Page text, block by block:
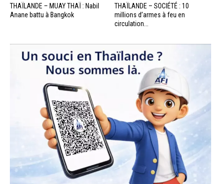
THAÏLANDE – MUAY THAÏ : Nabil
Anane battu à Bangkok
THAÏLANDE – SOCIÉTÉ : 10
millions d’armes à feu en
circulation...